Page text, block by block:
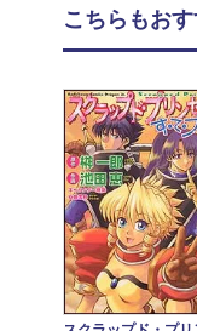
こちらもお